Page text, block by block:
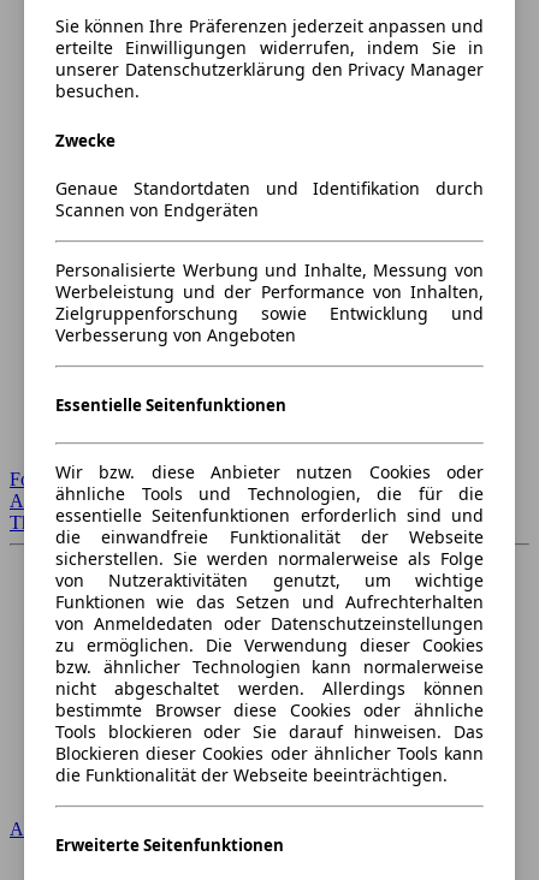
Forum Startseite
Alle Auto-Foren
Themen-Forum
Audi
Sie können Ihre Präferenzen jederzeit anpassen und
erteilte Einwilligungen widerrufen, indem Sie in
unserer Datenschutzerklärung den Privacy Manager
besuchen.
Zwecke
Genaue Standortdaten und Identifikation durch
Scannen von Endgeräten
Personalisierte Werbung und Inhalte, Messung von
Werbeleistung und der Performance von Inhalten,
Zielgruppenforschung sowie Entwicklung und
Verbesserung von Angeboten
Essentielle Seitenfunktionen
Wir bzw. diese Anbieter nutzen Cookies oder
ähnliche Tools und Technologien, die für die
essentielle Seitenfunktionen erforderlich sind und
die einwandfreie Funktionalität der Webseite
sicherstellen. Sie werden normalerweise als Folge
von Nutzeraktivitäten genutzt, um wichtige
Funktionen wie das Setzen und Aufrechterhalten
von Anmeldedaten oder Datenschutzeinstellungen
zu ermöglichen. Die Verwendung dieser Cookies
bzw. ähnlicher Technologien kann normalerweise
nicht abgeschaltet werden. Allerdings können
bestimmte Browser diese Cookies oder ähnliche
Tools blockieren oder Sie darauf hinweisen. Das
Blockieren dieser Cookies oder ähnlicher Tools kann
die Funktionalität der Webseite beeinträchtigen.
Erweiterte Seitenfunktionen